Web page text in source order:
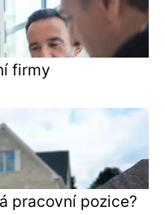
firmy
pracovní pozice?